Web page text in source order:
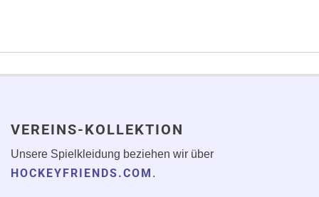
VEREINS-KOLLEKTION
Unsere Spielkleidung beziehen wir über
HOCKEYFRIENDS.COM .